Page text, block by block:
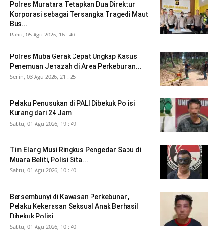
Polres Muratara Tetapkan Dua Direktur
Korporasi sebagai Tersangka Tragedi Maut
Bus...
Rabu, 05 Agu 2026, 16 : 40
Polres Muba Gerak Cepat Ungkap Kasus
Penemuan Jenazah di Area Perkebunan...
Senin, 03 Agu 2026, 21 : 25
Pelaku Penusukan di PALI Dibekuk Polisi
Kurang dari 24 Jam
Sabtu, 01 Agu 2026, 19 : 49
Tim Elang Musi Ringkus Pengedar Sabu di
Muara Beliti, Polisi Sita...
Sabtu, 01 Agu 2026, 10 : 40
Bersembunyi di Kawasan Perkebunan,
Pelaku Kekerasan Seksual Anak Berhasil
Dibekuk Polisi
Sabtu, 01 Agu 2026, 10 : 40